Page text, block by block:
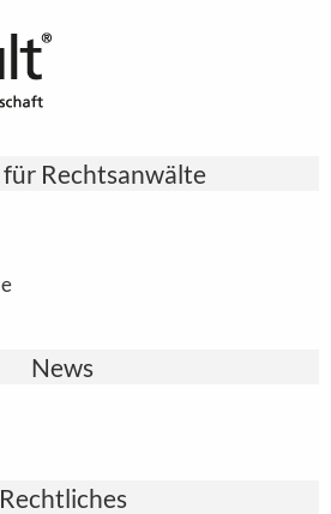
für Rechtsanwälte
News
Rechtliches